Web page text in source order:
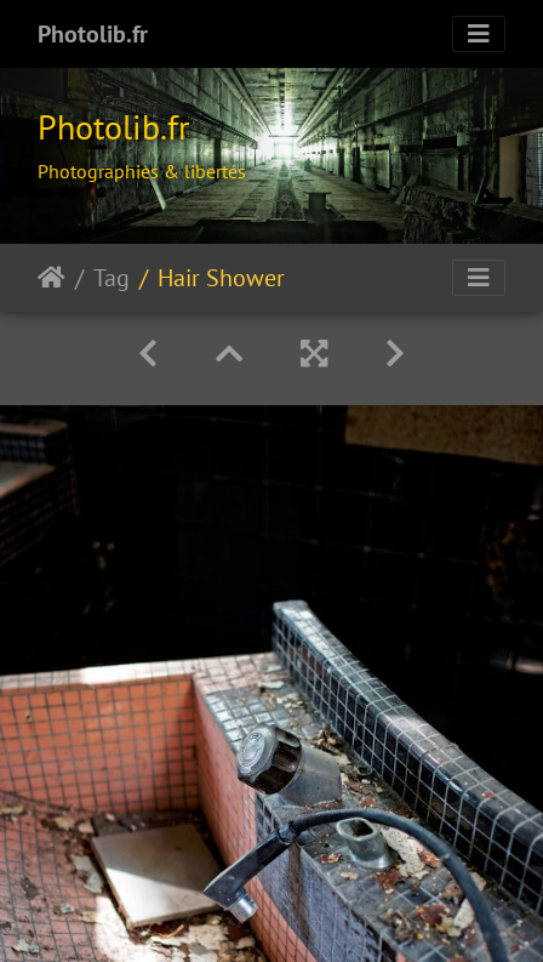
Photolib.fr
Photolib.fr
Photographies & libertés
Tag Hair Shower